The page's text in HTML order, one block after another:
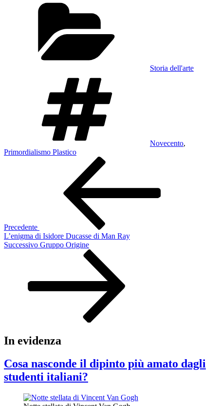
Storia dell'arte
Novecento,
Primordialismo Plastico
Precedente
L’enigma di Isidore Ducasse di Man Ray
Articolo
Successivo Gruppo Origine
In evidenza
Cosa nasconde il dipinto più amato dagli
studenti italiani?